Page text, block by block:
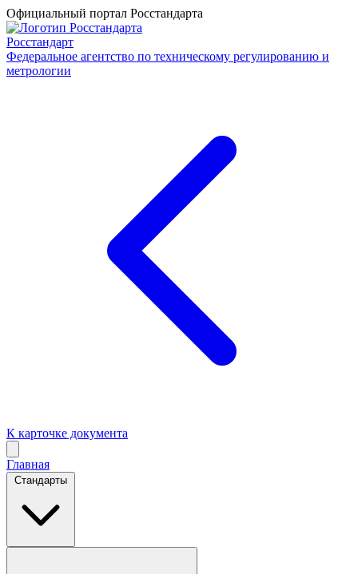
Официальный портал Росстандарта
Росстандарт
Федеральное агентство по техническому регулированию и
метрологии
К карточке документа
Главная
Стандарты